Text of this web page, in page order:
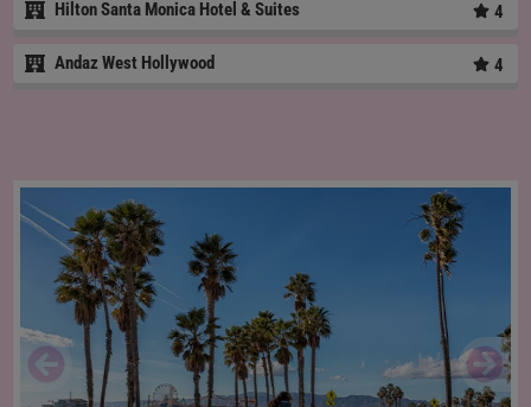
Hilton Santa Monica Hotel & Suites 4
Andaz West Hollywood 4